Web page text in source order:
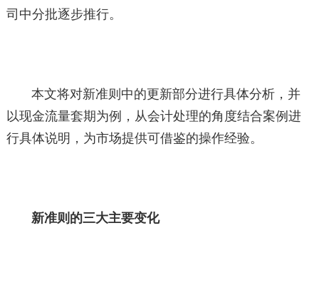
司中分批逐步推行。
本文将对新准则中的更新部分进行具体分析，并
以现金流量套期为例，从会计处理的角度结合案例进
行具体说明，为市场提供可借鉴的操作经验。
新准则的三大主要变化